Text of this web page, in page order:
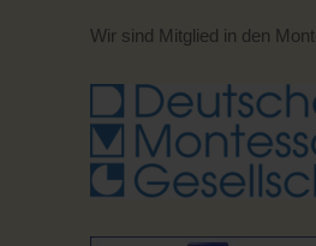
Wir sind Mitglied in den